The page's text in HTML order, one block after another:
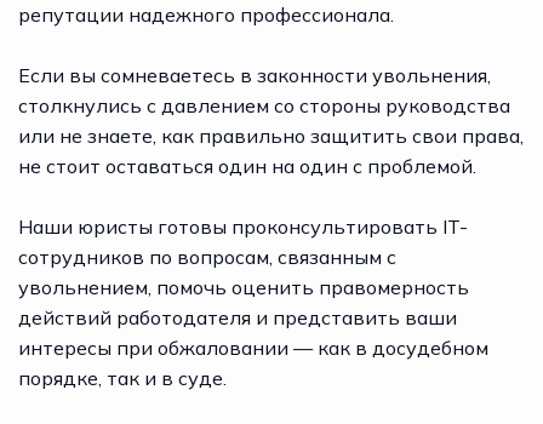
репутации надежного профессионала.
Если вы сомневаетесь в законности увольнения,
столкнулись с давлением со стороны руководства
или не знаете, как правильно защитить свои права,
не стоит оставаться один на один с проблемой.
Наши юристы готовы проконсультировать IT-
сотрудников по вопросам, связанным с
увольнением, помочь оценить правомерность
действий работодателя и представить ваши
интересы при обжаловании — как в досудебном
порядке, так и в суде.